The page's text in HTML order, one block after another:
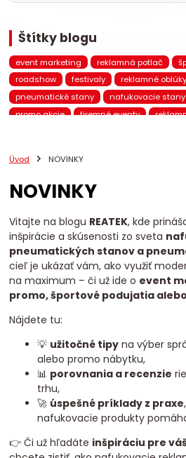
Štítky blogu
event marketing reklamná potlač
roadshow
festivaly reklamné oblúky
pneumatické stany
nafukovacie stany
promo akcie
firemné eventy
nafukovacie reklamy
pneumatické brány
chill-out zóna
eventová zóna
VIP stany
stany na eventy
pneumatické produkty
nafukovacie
nafukovacie balóny
promo 3D figúrky
pneumatické reklamy
reklamné totemy
event marketing Slovensko
predajná
cieľová brána
Úvod NOVINKY
NOVINKY
Vitajte na blogu REATEK, kde
inšpirácie a skúsenosti zo sveta
pneumatických stanov a
cieľ je ukázať vám, ako využiť
na maximum – či už ide o event
promo, športové podujatia
Nájdete tu:
💡 užitočné tipy na výber
alebo promo nábytku,
📊 porovnania a recenzie
trhu,
🚀 úspešné príklady z praxe
nafukovacie produkty
👉 Či už hľadáte inšpiráciu pre